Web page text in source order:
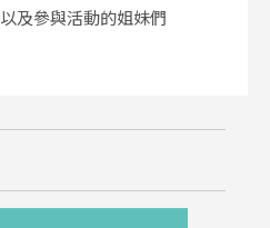
及參與活動的姐妹們